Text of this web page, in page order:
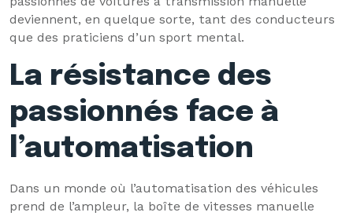
deviennent, en quelque sorte, tant des conducteurs
que des praticiens d’un sport mental.
La résistance des
passionnés face à
l’automatisation
Dans un monde où l’automatisation des véhicules
prend de l’ampleur, la boîte de vitesses manuelle